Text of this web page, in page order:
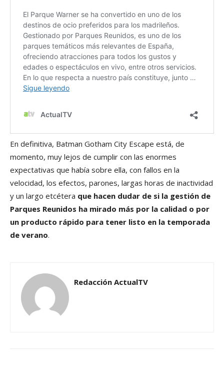
En definitiva, Batman Gotham City Escape está, de
momento, muy lejos de cumplir con las enormes
expectativas que había sobre ella, con fallos en la
velocidad, los efectos, parones, largas horas de inactividad
y un largo etcétera que hacen dudar de si la gestión de
Parques Reunidos ha mirado más por la calidad o por
un producto rápido para tener listo en la temporada
de verano.
Redacción ActualTV